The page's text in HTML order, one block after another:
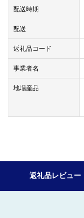
配送時期
配送
返礼品コード
事業者名
地場産品
返礼品レビュー